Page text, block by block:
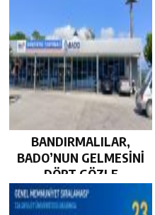
BANDIRMALILAR,
BADO’NUN GELMESİNİ
DÖRT GÖZLE
BEKLİYOR…